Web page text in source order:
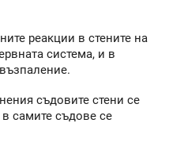
реакции в стените на
система, и в
съдовите стени се
самите съдове се